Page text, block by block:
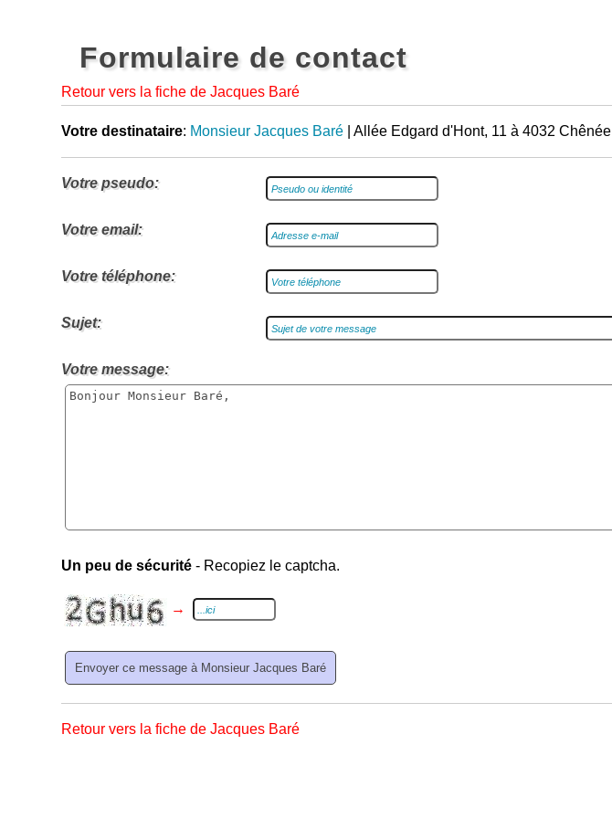
Formulaire de contact
Retour vers la fiche de Jacques Baré
Votre destinataire: Monsieur Jacques Baré | Allée Edgard d'Hont, 11 à 4032 Chênée
Votre pseudo:
Votre email:
Votre téléphone:
Sujet:
Votre message:
Un peu de sécurité - Recopiez le captcha.
→
Retour vers la fiche de Jacques Baré